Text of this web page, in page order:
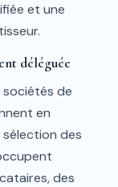
et une
déléguée
sociétés de
en
des
des